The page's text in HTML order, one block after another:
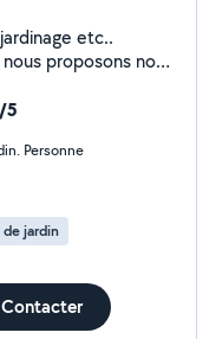
proposons nos
(sols, poussière,
et organisation.
prestations.
: tonte, taille de
petits travaux
nos revenus et
5
Personne
jardin
Contacter